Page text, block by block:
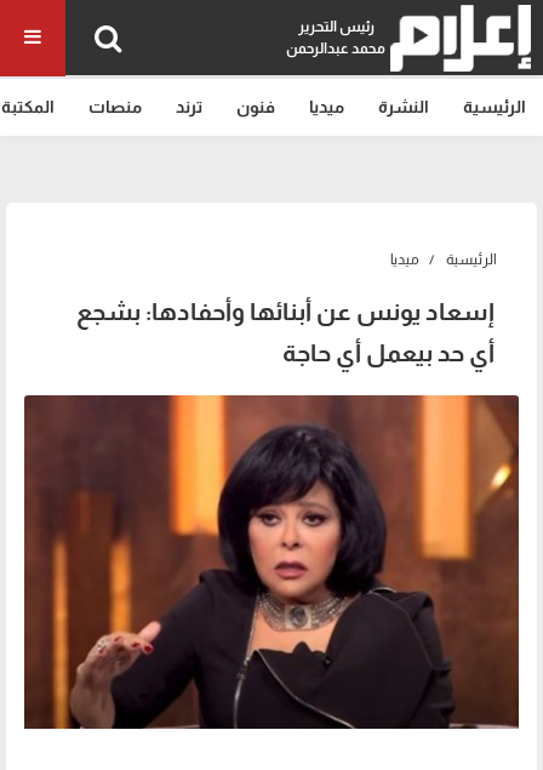
رئيس التحرير
محمد عبدالرحمن
الرئيسية النشرة ميديا فنون ترند منصات المكتبة
الرئيسية ميديا
إسعاد يونس عن أبنائها وأحفادها: بشجع
أي حد بيعمل أي حاجة